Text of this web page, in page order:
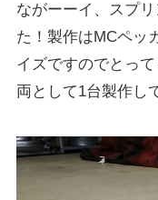
ながーーイ、スプ
た！製作はMCペッ
イズですのでとっ
両として1台製作し